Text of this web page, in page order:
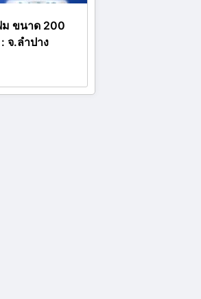
ม ขนาด 200
จ.ลำปาง